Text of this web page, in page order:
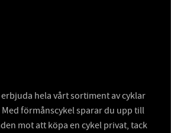
hela vårt sortiment av cyklar
förmånscykel sparar du upp till
mot att köpa en cykel privat, tack